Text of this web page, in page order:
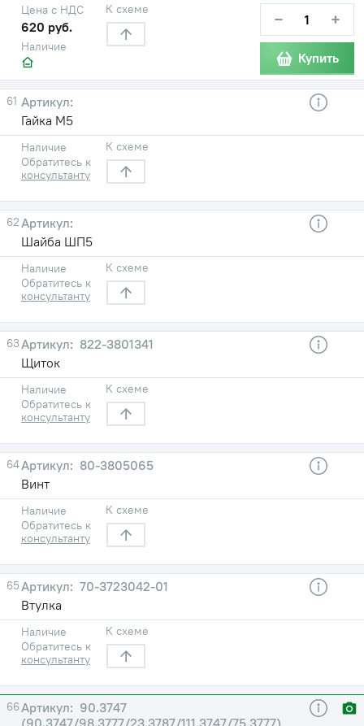
Наличие
Цена с НДС
620 руб.
К схеме − +
Купить
61
Гайка М5
Наличие
Обратитесь к
консультанту
К схеме
62
Шайба ШП5
Наличие
Обратитесь к
консультанту
К схеме
63
822-3801341
Щиток
Наличие
Обратитесь к
консультанту
К схеме
64
80-3805065
Винт
Наличие
Обратитесь к
консультанту
К схеме
65
70-3723042-01
Втулка
Наличие
Обратитесь к
консультанту
К схеме
66
90.3747
(90.3747/98.3777/23.3787/111.3747/75.3777)